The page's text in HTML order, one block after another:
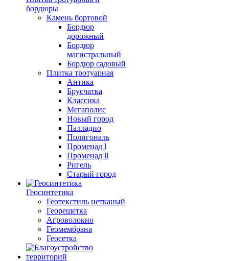
бордюры
Камень бортовой
Бордюр
дорожный
Бордюр
магистральный
Бордюр садовый
Плитка тротуарная
Антика
Брусчатка
Классика
Мегаполис
Новый город
Палладио
Полигональ
Променад l
Променад ll
Ригель
Старый город
Геосинтетика
Геотекстиль нетканый
Георешетка
Агроволокно
Геомембрана
Геосетка